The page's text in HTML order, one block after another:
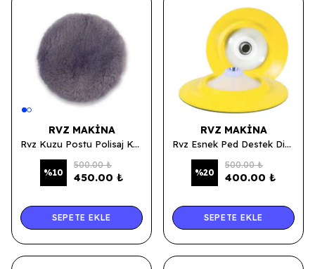
RVZ MAKINA
Rvz Kuzu Postu Polisaj Keçesi Lila 160mm
%10
500.00 ₺
450.00 ₺
SEPETE EKLE
RVZ MAKINA
Rvz Esnek Ped Destek Diski 150mm
%20
500.00 ₺
400.00 ₺
SEPETE EKLE